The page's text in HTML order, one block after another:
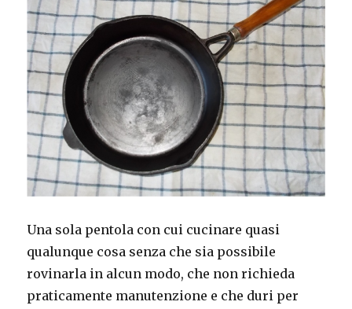
Una sola pentola con cui cucinare quasi
qualunque cosa senza che sia possibile
rovinarla in alcun modo, che non richieda
praticamente manutenzione e che duri per